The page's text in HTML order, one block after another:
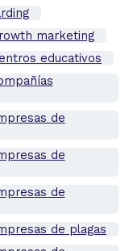
marketing
educativos
de
de
de
de plagas